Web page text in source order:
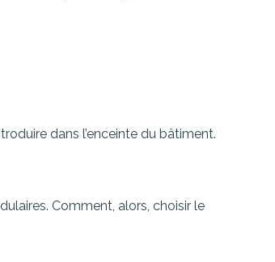
dans l’enceinte du bâtiment.
Comment, alors, choisir le